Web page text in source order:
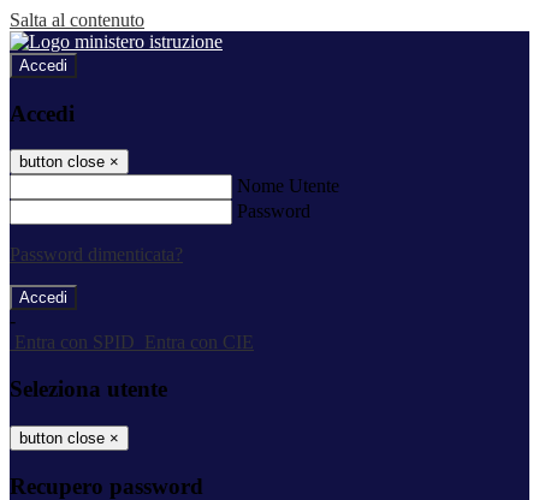
Salta al contenuto
Accedi
Accedi
button close ×
Nome Utente
Password
Password dimenticata?
-
Entra con SPID
Entra con CIE
Seleziona utente
button close ×
Recupero password